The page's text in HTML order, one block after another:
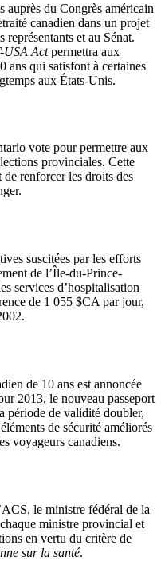
auprès du Congrès américain
canadien dans un projet
représentants et au Sénat.
USA Actpermettra aux
ans qui satisfont à certaines
aux États-Unis.
vote pour permettre aux
provinciales. Cette
renforcer les droits des
suscitées par les efforts
de l’Île-du-Prince-
services d’hospitalisation
de 1 055 $CA par jour,
de 10 ans est annoncée
2013, le nouveau passeport
période de validité doubler,
de sécurité améliorés
voyageurs canadiens.
le ministre fédéral de la
ministre provincial et
en vertu du critère de
sur la santé.